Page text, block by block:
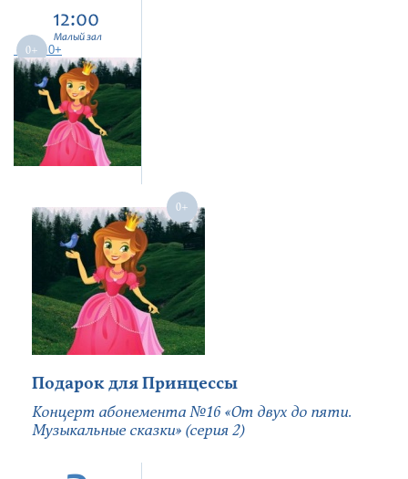
12:00
Малый зал
0+
Подарок для Принцессы
Концерт абонемента №16 «От двух до пяти.
Музыкальные сказки» (серия 2)